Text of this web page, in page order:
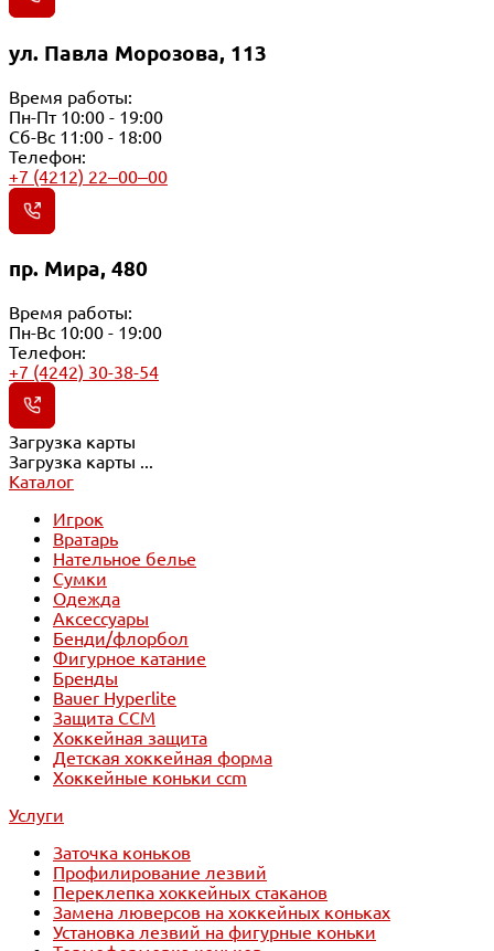
ул. Павла Морозова, 113
Время работы:
Пн-Пт 10:00 - 19:00
Сб-Вс 11:00 - 18:00
Телефон:
+7 (4212) 22‒00‒00
пр. Мира, 480
Время работы:
Пн-Вс 10:00 - 19:00
Телефон:
+7 (4242) 30-38-54
Загрузка карты
Загрузка карты ...
Каталог
Игрок
Вратарь
Нательное белье
Сумки
Одежда
Аксессуары
Бенди/флорбол
Фигурное катание
Бренды
Bauer Hyperlite
Защита CCM
Хоккейная защита
Детская хоккейная форма
Хоккейные коньки ccm
Услуги
Заточка коньков
Профилирование лезвий
Переклепка хоккейных стаканов
Замена люверсов на хоккейных коньках
Установка лезвий на фигурные коньки